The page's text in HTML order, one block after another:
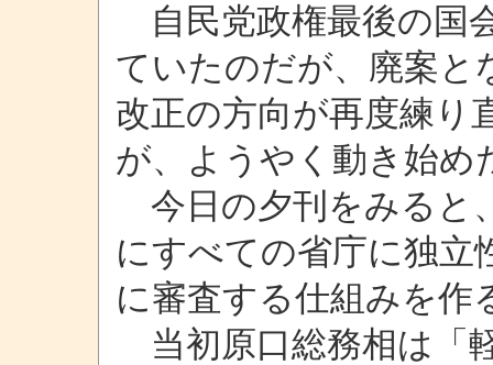
自民党政権最後の国
ていたのだが、廃案と
改正の方向が再度練り
が、ようやく動き始め
今日の夕刊をみると
にすべての省庁に独立
に審査する仕組みを作
当初原口総務相は「